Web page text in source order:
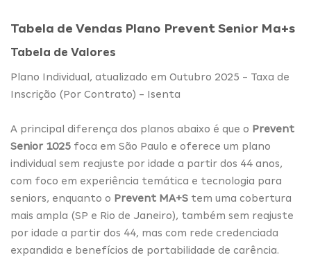
Tabela de Vendas Plano Prevent Senior Ma+s
Tabela de Valores
Plano Individual, atualizado em Outubro 2025 - Taxa de
Inscrição (Por Contrato) - Isenta
A principal diferença dos planos abaixo é que o Prevent
Senior 1025 foca em São Paulo e oferece um plano
individual sem reajuste por idade a partir dos 44 anos,
com foco em experiência temática e tecnologia para
seniors, enquanto o Prevent MA+S tem uma cobertura
mais ampla (SP e Rio de Janeiro), também sem reajuste
por idade a partir dos 44, mas com rede credenciada
expandida e benefícios de portabilidade de carência.